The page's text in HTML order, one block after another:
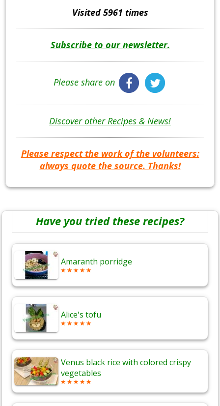
Visited 5961 times
Subscribe to our newsletter.
Please share on
Discover other Recipes & News!
Please respect the work of the volunteers:
always quote the source. Thanks!
Have you tried these recipes?
Amaranth porridge
Alice's tofu
Venus black rice with colored crispy
vegetables